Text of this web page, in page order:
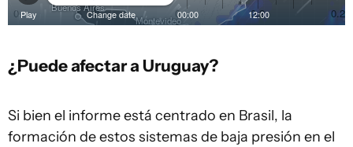
¿Puede afectar a Uruguay?
Si bien el informe está centrado en Brasil, la
formación de estos sistemas de baja presión en el